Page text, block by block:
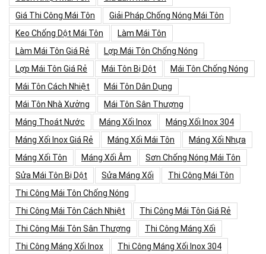
Giá Thi Công Mái Tôn
Giải Pháp Chống Nóng Mái Tôn
Keo Chống Dột Mái Tôn
Làm Mái Tôn
Làm Mái Tôn Giá Rẻ
Lợp Mái Tôn Chống Nóng
Lợp Mái Tôn Giá Rẻ
Mái Tôn Bị Dột
Mái Tôn Chống Nóng
Mái Tôn Cách Nhiệt
Mái Tôn Dân Dụng
Mái Tôn Nhà Xưởng
Mái Tôn Sân Thượng
Máng Thoát Nước
Máng Xối Inox
Máng Xối Inox 304
Máng Xối Inox Giá Rẻ
Máng Xối Mái Tôn
Máng Xối Nhựa
Máng Xối Tôn
Máng Xối Âm
Sơn Chống Nóng Mái Tôn
Sửa Mái Tôn Bị Dột
Sửa Máng Xối
Thi Công Mái Tôn
Thi Công Mái Tôn Chống Nóng
Thi Công Mái Tôn Cách Nhiệt
Thi Công Mái Tôn Giá Rẻ
Thi Công Mái Tôn Sân Thượng
Thi Công Máng Xối
Thi Công Máng Xối Inox
Thi Công Máng Xối Inox 304